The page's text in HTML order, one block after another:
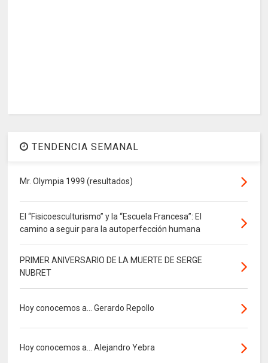
TENDENCIA SEMANAL
Mr. Olympia 1999 (resultados)
El “Fisicoesculturismo” y la “Escuela Francesa”: El
camino a seguir para la autoperfección humana
PRIMER ANIVERSARIO DE LA MUERTE DE SERGE
NUBRET
Hoy conocemos a... Gerardo Repollo
Hoy conocemos a... Alejandro Yebra